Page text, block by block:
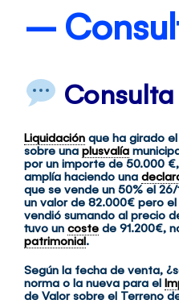
–
Consulta
Liquidación que ha girado
sobre unaplusvalía
por un importe de 50.000
amplía haciendo una
que se vende un 50% el
un valor de 82.000€ pero
vendió sumando al precio
tuvo un coste de 91.200€,
patrimonial.
Según la fecha de venta,
norma o la nueva para el
de Valor sobre el Terreno